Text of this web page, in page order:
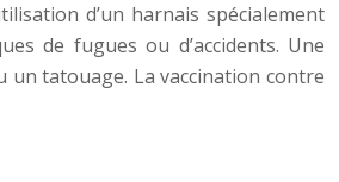
d’un harnais spécialement
de fugues ou d’accidents. Une
tatouage. La vaccination contre